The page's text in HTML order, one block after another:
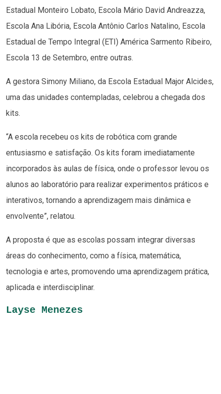
Estadual Monteiro Lobato, Escola Mário David Andreazza,
Escola Ana Libória, Escola Antônio Carlos Natalino, Escola
Estadual de Tempo Integral (ETI) América Sarmento Ribeiro,
Escola 13 de Setembro, entre outras.
A gestora Simony Miliano, da Escola Estadual Major Alcides,
uma das unidades contempladas, celebrou a chegada dos
kits.
“A escola recebeu os kits de robótica com grande
entusiasmo e satisfação. Os kits foram imediatamente
incorporados às aulas de física, onde o professor levou os
alunos ao laboratório para realizar experimentos práticos e
interativos, tornando a aprendizagem mais dinâmica e
envolvente”, relatou.
A proposta é que as escolas possam integrar diversas
áreas do conhecimento, como a física, matemática,
tecnologia e artes, promovendo uma aprendizagem prática,
aplicada e interdisciplinar.
Layse Menezes